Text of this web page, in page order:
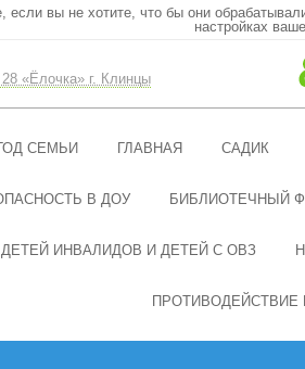
если вы не хотите, что бы они
настройках
«Ёлочка» г. Клинцы
СЕМЬИ ГЛАВНАЯ САДИК
В ДОУ БИБЛИОТЕЧНЫЙ
ИНВАЛИДОВ И ДЕТЕЙ С ОВЗ
ПРОТИВОДЕЙСТВИЕ